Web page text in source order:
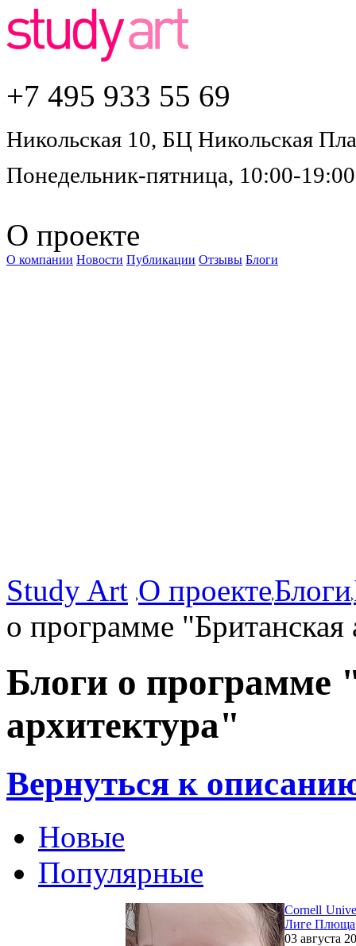
+7 495 933 55 69
Никольская 10, БЦ Никольская
Понедельник-пятница, 10:00-19:00
О проекте
О компании Новости Публикации Отзывы Блоги
Study Art О проектеБлоги
о программе "Британская
Блоги о программе
архитектура"
Вернуться к
Новые
Популярные
Cornell
Лиге Плюща
03 августа